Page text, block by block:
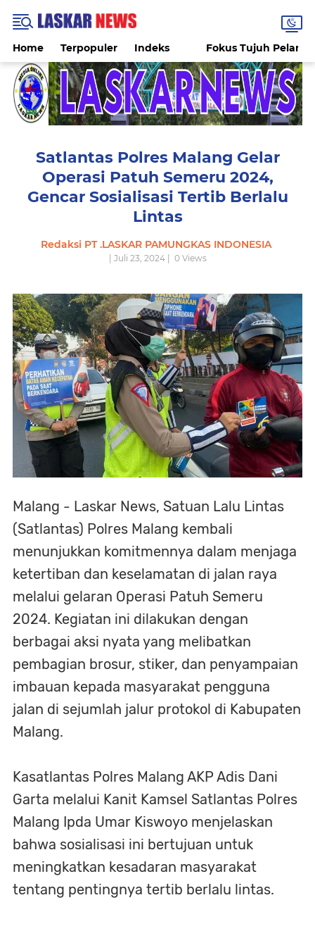
Home Terpopuler Indeks Fokus Tujuh
Satlantas Polres Malang Gelar
Operasi Patuh Semeru 2024,
Gencar Sosialisasi Tertib Berlalu
Lintas
Redaksi PT .LASKAR PAMUNGKAS INDONESIA
| Juli 23, 2024 | 0Views
Malang - Laskar News, Satuan Lalu Lintas
(Satlantas) Polres Malang kembali
menunjukkan komitmennya dalam menjaga
ketertiban dan keselamatan di jalan raya
melalui gelaran Operasi Patuh Semeru
2024. Kegiatan ini dilakukan dengan
berbagai aksi nyata yang melibatkan
pembagian brosur, stiker, dan penyampaian
imbauan kepada masyarakat pengguna
jalan di sejumlah jalur protokol di Kabupaten
Malang.
Kasatlantas Polres Malang AKP Adis Dani
Garta melalui Kanit Kamsel Satlantas Polres
Malang Ipda Umar Kiswoyo menjelaskan
bahwa sosialisasi ini bertujuan untuk
meningkatkan kesadaran masyarakat
tentang pentingnya tertib berlalu lintas.